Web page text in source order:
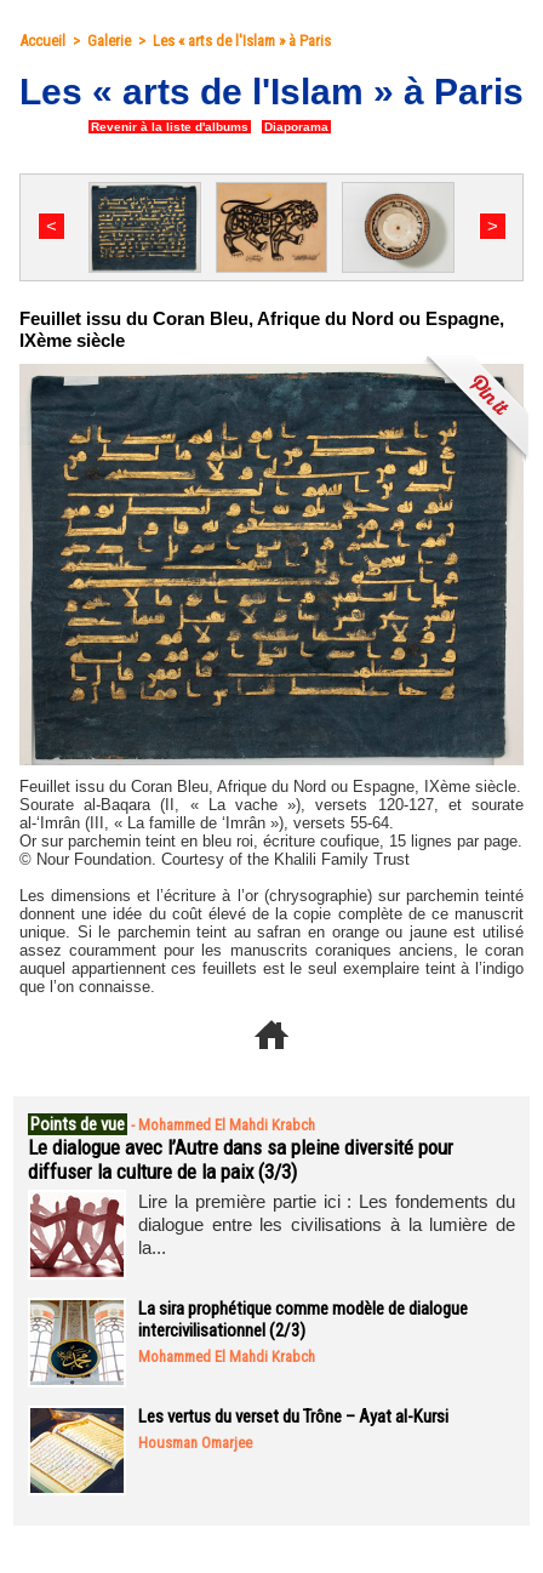
Accueil > Galerie > Les « arts de l'Islam » à Paris
Les « arts de l'Islam » à Paris
Revenir à la liste d'albums Diaporama
< >
Feuillet issu du Coran Bleu, Afrique du Nord ou Espagne,
IXème siècle
Feuillet issu du Coran Bleu, Afrique du Nord ou Espagne, IXème siècle.
Sourate al-Baqara (II, « La vache »), versets 120-127, et sourate
al-‘Imrân (III, « La famille de ‘Imrân »), versets 55-64.
Or sur parchemin teint en bleu roi, écriture coufique, 15 lignes par page.
© Nour Foundation. Courtesy of the Khalili Family Trust
Les dimensions et l’écriture à l’or (chrysographie) sur parchemin teinté
donnent une idée du coût élevé de la copie complète de ce manuscrit
unique. Si le parchemin teint au safran en orange ou jaune est utilisé
assez couramment pour les manuscrits coraniques anciens, le coran
auquel appartiennent ces feuillets est le seul exemplaire teint à l’indigo
que l’on connaisse.
Points de vue - Mohammed El Mahdi Krabch
Le dialogue avec l’Autre dans sa pleine diversité pour
diffuser la culture de la paix (3/3)
Lire la première partie ici : Les fondements du
dialogue entre les civilisations à la lumière de
la...
La sira prophétique comme modèle de dialogue
intercivilisationnel (2/3)
Mohammed El Mahdi Krabch
Les vertus du verset du Trône – Ayat al-Kursi
Housman Omarjee